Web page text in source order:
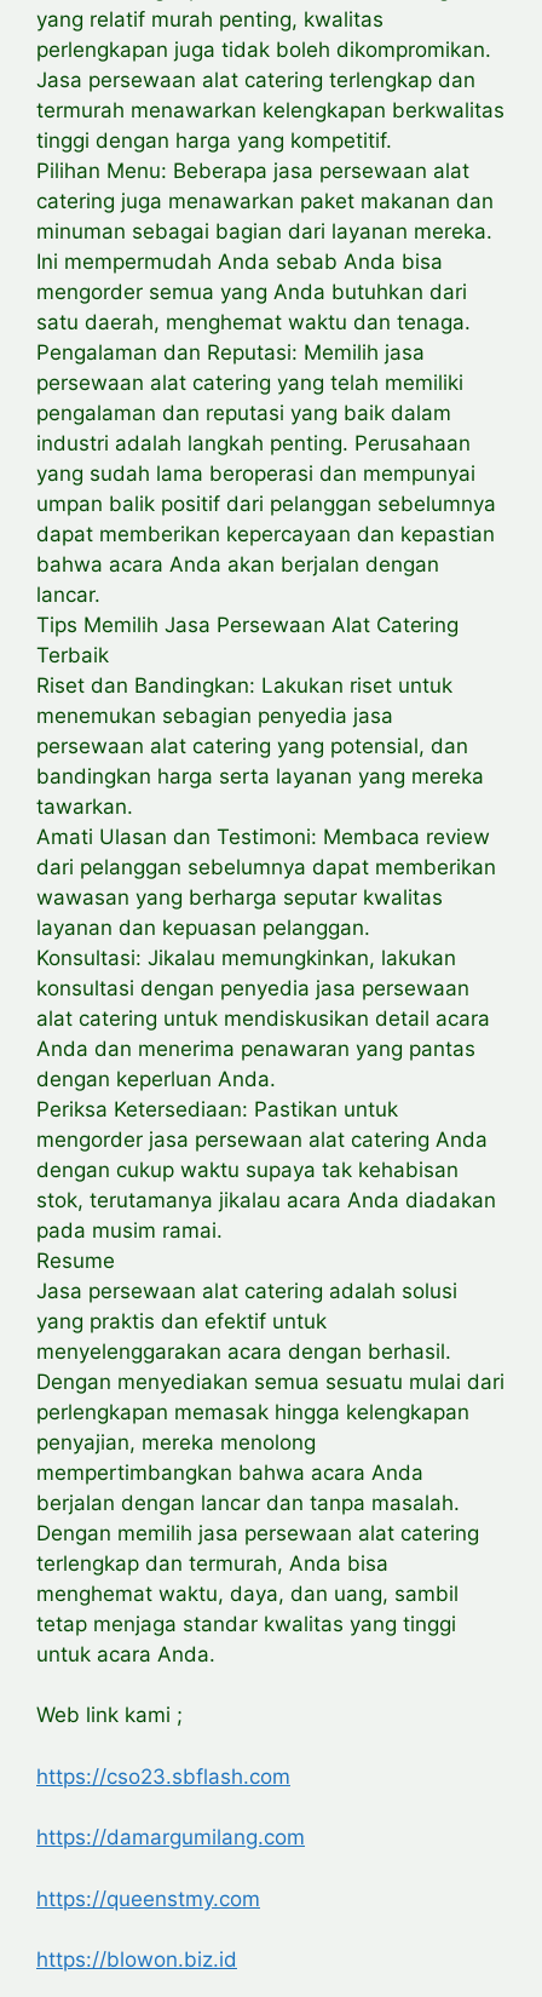
yang relatif murah penting, kwalitas
perlengkapan juga tidak boleh dikompromikan.
Jasa persewaan alat catering terlengkap dan
termurah menawarkan kelengkapan berkwalitas
tinggi dengan harga yang kompetitif.
Pilihan Menu: Beberapa jasa persewaan alat
catering juga menawarkan paket makanan dan
minuman sebagai bagian dari layanan mereka.
Ini mempermudah Anda sebab Anda bisa
mengorder semua yang Anda butuhkan dari
satu daerah, menghemat waktu dan tenaga.
Pengalaman dan Reputasi: Memilih jasa
persewaan alat catering yang telah memiliki
pengalaman dan reputasi yang baik dalam
industri adalah langkah penting. Perusahaan
yang sudah lama beroperasi dan mempunyai
umpan balik positif dari pelanggan sebelumnya
dapat memberikan kepercayaan dan kepastian
bahwa acara Anda akan berjalan dengan
lancar.
Tips Memilih Jasa Persewaan Alat Catering
Terbaik
Riset dan Bandingkan: Lakukan riset untuk
menemukan sebagian penyedia jasa
persewaan alat catering yang potensial, dan
bandingkan harga serta layanan yang mereka
tawarkan.
Amati Ulasan dan Testimoni: Membaca review
dari pelanggan sebelumnya dapat memberikan
wawasan yang berharga seputar kwalitas
layanan dan kepuasan pelanggan.
Konsultasi: Jikalau memungkinkan, lakukan
konsultasi dengan penyedia jasa persewaan
alat catering untuk mendiskusikan detail acara
Anda dan menerima penawaran yang pantas
dengan keperluan Anda.
Periksa Ketersediaan: Pastikan untuk
mengorder jasa persewaan alat catering Anda
dengan cukup waktu supaya tak kehabisan
stok, terutamanya jikalau acara Anda diadakan
pada musim ramai.
Resume
Jasa persewaan alat catering adalah solusi
yang praktis dan efektif untuk
menyelenggarakan acara dengan berhasil.
Dengan menyediakan semua sesuatu mulai dari
perlengkapan memasak hingga kelengkapan
penyajian, mereka menolong
mempertimbangkan bahwa acara Anda
berjalan dengan lancar dan tanpa masalah.
Dengan memilih jasa persewaan alat catering
terlengkap dan termurah, Anda bisa
menghemat waktu, daya, dan uang, sambil
tetap menjaga standar kwalitas yang tinggi
untuk acara Anda.
Web link kami ;
https://cso23.sbflash.com
https://damargumilang.com
https://queenstmy.com
https://blowon.biz.id